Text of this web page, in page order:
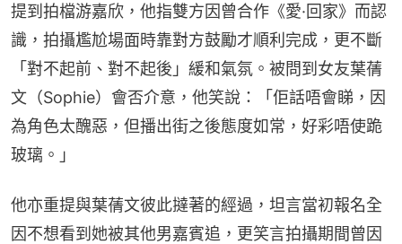
提到拍檔游嘉欣，他指雙方因曾合作《愛·回家》而認
識，拍攝尷尬場面時靠對方鼓勵才順利完成，更不斷
「對不起前、對不起後」緩和氣氛。被問到女友葉蒨
文（Sophie）會否介意，他笑說：「佢話唔會睇，因
為角色太醜惡，但播出街之後態度如常，好彩唔使跪
玻璃。」
他亦重提與葉蒨文彼此撻著的經過，坦言當初報名全
因不想看到她被其他男嘉賓追，更笑言拍攝期間曾因